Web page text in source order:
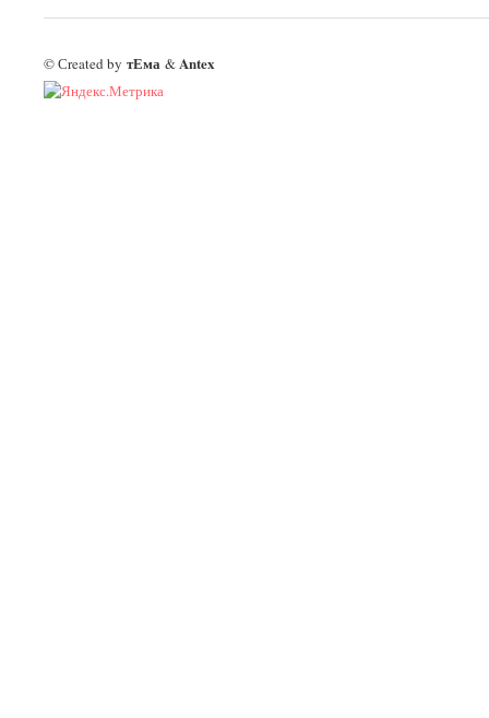
© Сreated by тЕма &Antex